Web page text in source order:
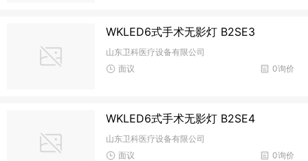
WKLED6式手术无影灯 B2SE3
山东卫科医疗设备有限公司
0询价
面议
WKLED6式手术无影灯 B2SE4
山东卫科医疗设备有限公司
0询价
面议